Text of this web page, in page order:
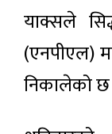
याक्सले
(एनपीएल)
निकालेको